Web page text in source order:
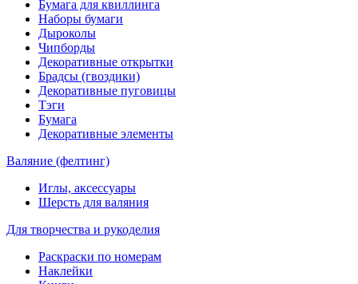
Бумага для квиллинга
Наборы бумаги
Дыроколы
Чипборды
Декоративные открытки
Брадсы (гвоздики)
Декоративные пуговицы
Тэги
Бумага
Декоративные элементы
Валяние (фелтинг)
Иглы, аксессуары
Шерсть для валяния
Для творчества и рукоделия
Раскраски по номерам
Наклейки